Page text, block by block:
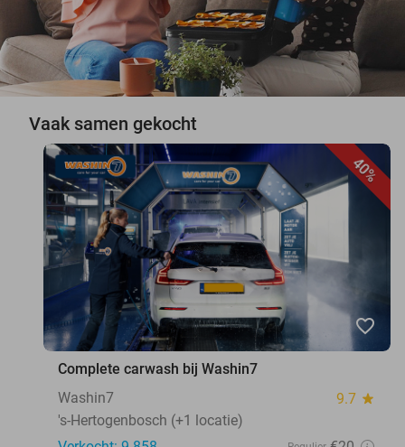
Vaak samen gekocht
40%
favorite_border
Complete carwash bij Washin7
Washin7
9.7 star
's-Hertogenbosch (+1 locatie)